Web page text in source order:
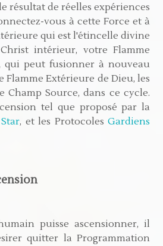
résultat de réelles expériences
vous à cette Force et à
qui est l'étincelle divine
intérieur, votre Flamme
qui peut fusionner à nouveau
Flamme Extérieure de Dieu, les
Champ Source, dans ce cycle.
tel que proposé par la
, et les ProtocolesGardiens
puisse ascensionner, il
quitter la Programmation